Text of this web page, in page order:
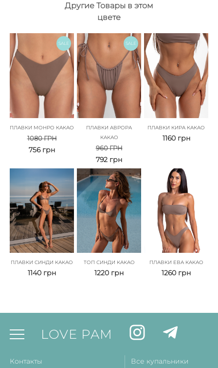
Другие Товары в этом
цвете
SALE
ПЛАВКИ МОНРО КАКАО
1080ГРН
756 грн
SALE
ПЛАВКИ АВРОРА
КАКАО
960ГРН
792 грн
ПЛАВКИ КИРА КАКАО
1160 грн
ПЛАВКИ СИНДИ КАКАО
1140 грн
ТОП СИНДИ КАКАО
1220 грн
ПЛАВКИ ЕВА КАКАО
1260 грн
LOVE PAM
Контакты Все купальники